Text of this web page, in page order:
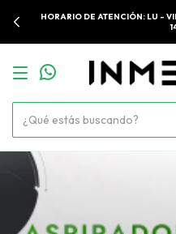
HORARIO DE ATENCIÓN: LU -